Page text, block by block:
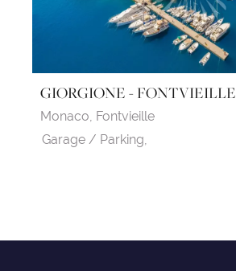
GIORGIONE - FONTVIEILLE
Monaco, Fontvieille
Garage / Parking,